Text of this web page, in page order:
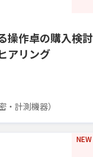
操作卓の購入検
アリング
計測機器）
NEW